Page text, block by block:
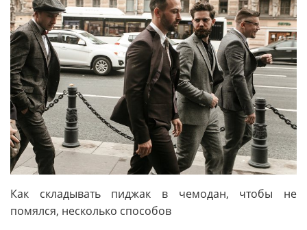
Как складывать пиджак в чемодан, чтобы не
помялся, несколько способов